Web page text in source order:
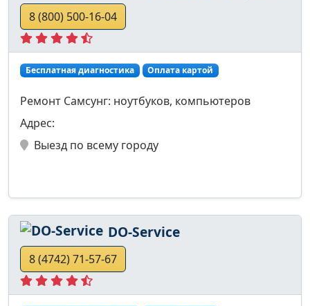
8 (800) 500-16-04
Бесплатная диагностика Оплата картой
Ремонт Самсунг: ноутбуков, компьютеров
Адрес:
Выезд по всему городу
DO-Service
8 (4742) 71-57-67